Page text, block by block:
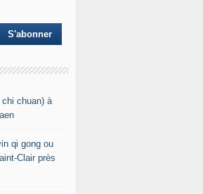
chuan) à
qi gong ou
Clair près